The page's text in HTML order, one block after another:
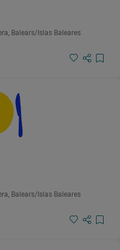
Balears/Islas Baleares
Balears/Islas Baleares